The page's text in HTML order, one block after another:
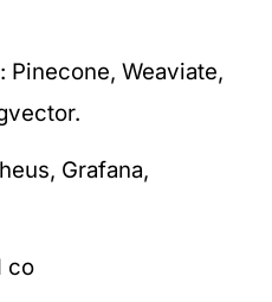
Pinecone, Weaviate,
Grafana,
co